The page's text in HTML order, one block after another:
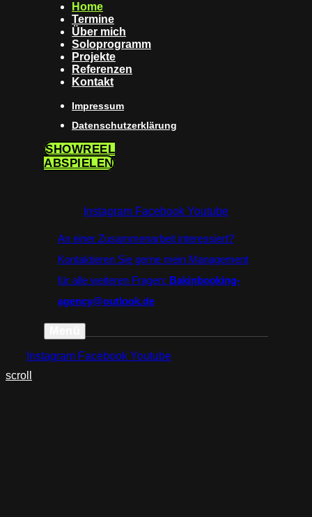
Home
Termine
Über mich
Soloprogramm
Projekte
Referenzen
Kontakt
Impressum
Datenschutzerklärung
SHOWREEL
ABSPIELEN
Instagram Facebook Youtube
An einer Zusammenarbeit interessiert?
Kontaktieren Sie gerne mein Management
für alle weiteren Fragen: Bakinbooking-
agency@outlook.de
Instagram Facebook Youtube
scroll